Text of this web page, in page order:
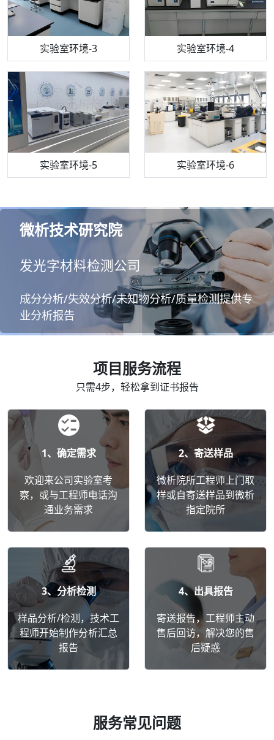
实验室环境-3 实验室环境-4
实验室环境-5 实验室环境-6
机构质检技术员-3 机构质检技术员-4
机构质检技术员-5 机构质检技术员-6
高效液相色谱仪 流式细胞仪
气相色谱仪 万能力学试验仪
微析技术研究院
发光字材料检测公司
成分分析/失效分析/未知物分析/质量检测提供专
业分析报告
项目服务流程
只需4步，轻松拿到证书报告
1、确定需求
欢迎来公司实验室考
察，或与工程师电话沟
通业务需求
2、寄送样品
微析院所工程师上门取
样或自寄送样品到微析
指定院所
3、分析检测
样品分析/检测，技术工
程师开始制作分析汇总
报告
4、出具报告
寄送报告，工程师主动
售后回访，解决您的售
后疑惑
服务常见问题